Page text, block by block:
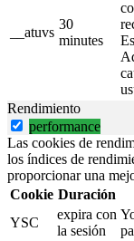
__atuvs
30
minutes
Rendimiento
performance
Las cookies de
los índices de
proporcionar una
Cookie Duración
YSC
expira con
la sesión